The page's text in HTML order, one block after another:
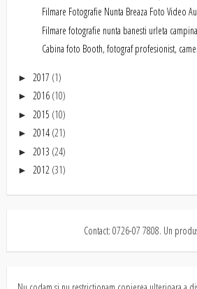
Filmare Fotografie Nunta Breaza Foto Video
Filmare fotografie nunta banesti urleta
Cabina foto Booth, fotograf profesionist,
► 2017 (1)
► 2016 (10)
► 2015 (10)
► 2014 (21)
► 2013 (24)
► 2012 (31)
Contact: 0726-07 7808. Un